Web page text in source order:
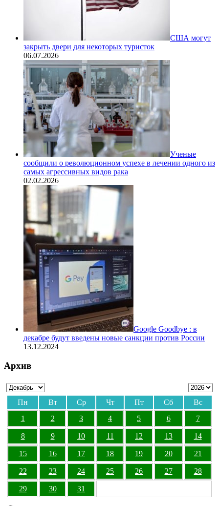
США могут
закрыть двери для некоторых туристок
06.07.2026
Ученые
сообщили о революционном успехе в лечении одного из
самых агрессивных видов рака
02.02.2026
Google Goodbye : в
декабре будут введены новые санкции против России
13.12.2024
Архив
Пн Вт Ср Чт Пт Сб
Вс
1
2 3 4 5 6 7
8 9 10 11 12 13 14
15 16 17 18 19 20 21
22 23 24 25 26 27 28
29 30 31